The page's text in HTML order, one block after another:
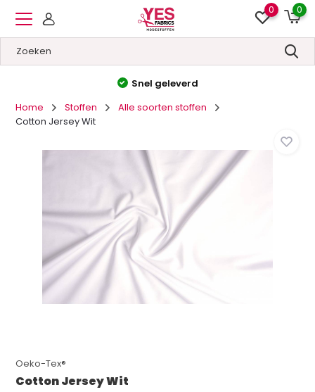
0 0
Hoge kwaliteit
Home
Stoffen
Alle soorten stoffen
Cotton Jersey Wit
Oeko-Tex®
Cotton Jersey Wit